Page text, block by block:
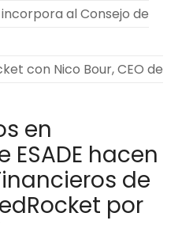
incorpora al Consejo de
con Nico Bour, CEO de
en
hacen
de
por